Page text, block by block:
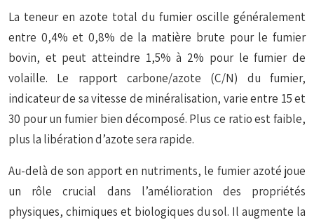
La teneur en azote total du fumier oscille généralement
entre 0,4% et 0,8% de la matière brute pour le fumier
bovin, et peut atteindre 1,5% à 2% pour le fumier de
volaille. Le rapport carbone/azote (C/N) du fumier,
indicateur de sa vitesse de minéralisation, varie entre 15 et
30 pour un fumier bien décomposé. Plus ce ratio est faible,
plus la libération d’azote sera rapide.
Au-delà de son apport en nutriments, le fumier azoté joue
un rôle crucial dans l’amélioration des propriétés
physiques, chimiques et biologiques du sol. Il augmente la